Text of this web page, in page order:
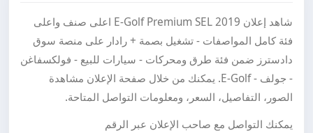
شاهد إعلان E-Golf Premium SEL 2019 اعلى صنف واعلى
فئة كامل المواصفات - تشغيل بصمة + رادار على منصة سوق
دادسترز ضمن فئة طرق ومحركات - سيارات للبيع - فولكسفاغن
- جولف - E-Golf. يمكنك من خلال صفحة الإعلان مشاهدة
الصور، التفاصيل، السعر، ومعلومات التواصل المتاحة.
يمكنك التواصل مع صاحب الإعلان عبر الرقم